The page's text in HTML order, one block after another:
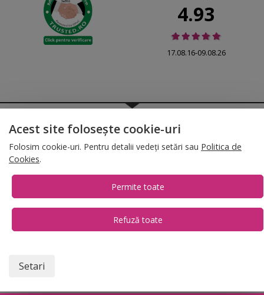
4.93
17.08.16-09.08.26
• Termene și condiții•Gestionează preferințe cookies
T:+4 0754.069.667
Acest site folosește cookie-uri
Folosim cookie-uri. Pentru detalii vedeți setări sau Politica de
Cookies.
Permite toate
Refuză toate
Setari